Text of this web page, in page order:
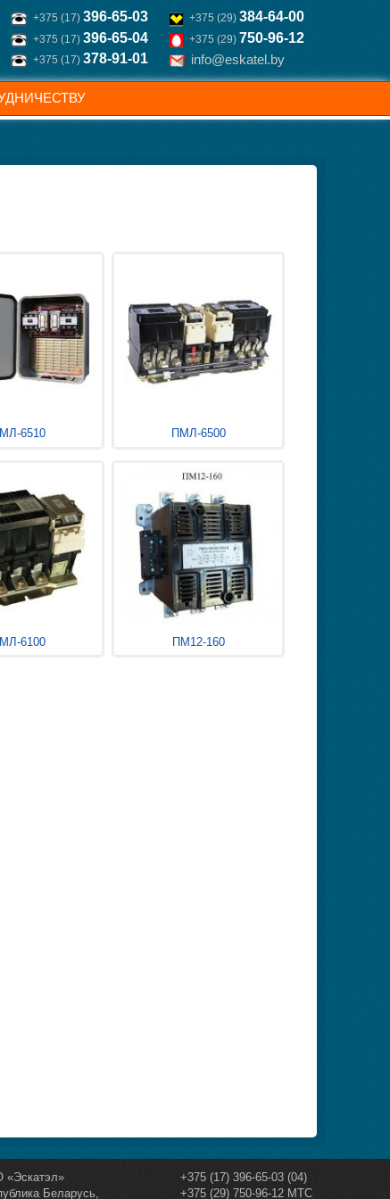
6510 ПМЛ-6500
6100 ПМ12-160
+375 (17) 396-65-03
+375 (17) 396-65-04
+375 (17) 378-91-01
+375 (29) 384-64-00
+375 (29) 750-96-12
info@eskatel.by
Беларусь,
+375 (17) 396-65-03 (04)
+375 (29) 750-96-12 МТС